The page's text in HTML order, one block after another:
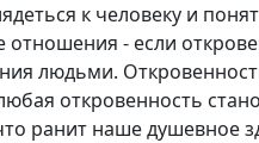
к человеку и
- если
людьми.
откровенность
ранит наше душевное